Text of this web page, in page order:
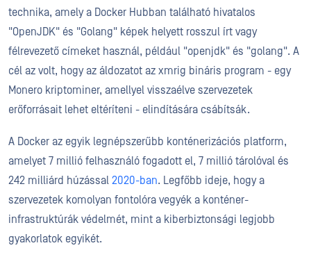
technika, amely a Docker Hubban található hivatalos
"OpenJDK" és "Golang" képek helyett rosszul írt vagy
félrevezető címeket használ, például "openjdk" és "golang". A
cél az volt, hogy az áldozatot az xmrig bináris program - egy
Monero kriptominer, amellyel visszaélve szervezetek
erőforrásait lehet eltéríteni - elindítására csábítsák.
A Docker az egyik legnépszerűbb konténerizációs platform,
amelyet 7 millió felhasználó fogadott el, 7 millió tárolóval és
242 milliárd húzással 2020-ban. Legfőbb ideje, hogy a
szervezetek komolyan fontolóra vegyék a konténer-
infrastruktúrák védelmét, mint a kiberbiztonsági legjobb
gyakorlatok egyikét.